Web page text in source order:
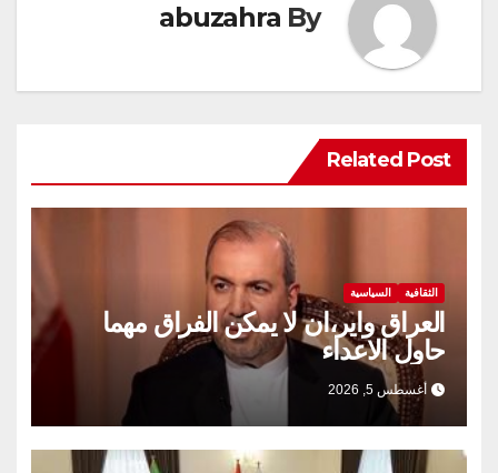
By
abuzahra
Related Post
الثقافية السياسية
العراق واير،ان لا يمكن الفراق مهما
حاول الاعداء
أغسطس 5, 2026